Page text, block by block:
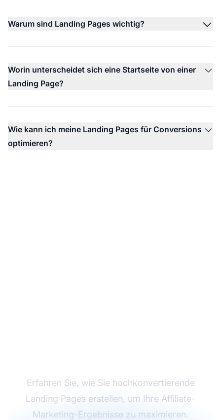
Warum sind Landing Pages wichtig?
Worin unterscheidet sich eine Startseite von einer
Landing Page?
Wie kann ich meine Landing Pages für Conversions
optimieren?
Erfahren Sie, wie Sie hochkonvertierende
Landing Pages erstellen, um Ihre Affiliate-
Marketing-Ergebnisse zu maximieren.